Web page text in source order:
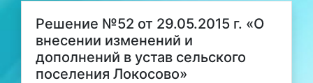
Решение №52 от 29.05.2015 г. «О
внесении изменений и
дополнений в устав сельского
поселения Локосово»